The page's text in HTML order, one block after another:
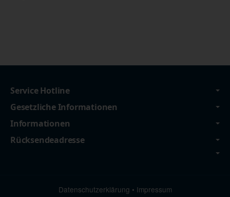
Service Hotline
Gesetzliche Informationen
Informationen
Rücksendeadresse
Datenschutzerklärung • Impressum